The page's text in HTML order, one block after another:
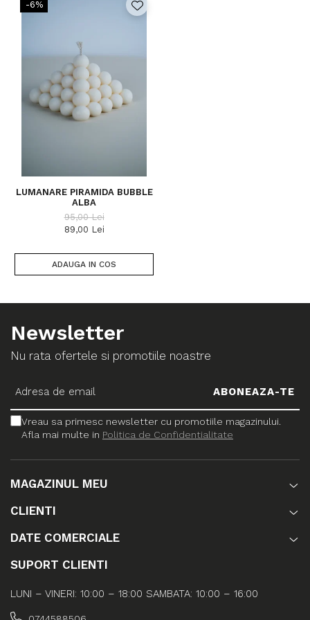
-6%
LUMANARE PIRAMIDA BUBBLE
ALBA
95,00 Lei
89,00 Lei
ADAUGA IN COS
Newsletter
Nu rata ofertele si promotiile noastre
Vreau sa primesc newsletter cu promotiile magazinului.
Afla mai multe in Politica de Confidentialitate
MAGAZINUL MEU
CLIENTI
DATE COMERCIALE
SUPORT CLIENTI
LUNI – VINERI: 10:00 – 18:00 SAMBATA: 10:00 – 16:00